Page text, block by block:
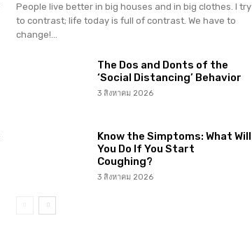
People live better in big houses and in big clothes. I try
to contrast; life today is full of contrast. We have to
change!...
The Dos and Donts of the
‘Social Distancing’ Behavior
3 สิงหาคม 2026
Know the Simptoms: What Will
You Do If You Start
Coughing?
3 สิงหาคม 2026